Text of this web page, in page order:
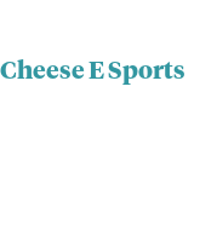
E Sports